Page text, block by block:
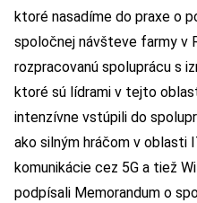
ktoré nasadíme do praxe o
spoločnej návšteve farmy v
rozpracovanú spoluprácu s
ktoré sú lídrami v tejto
intenzívne vstúpili do
ako silným hráčom v oblasti
komunikácie cez 5G a tiež
podpísali Memorandum o